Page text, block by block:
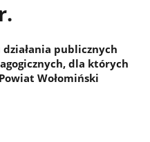
publicznych
dla których
Wołomiński